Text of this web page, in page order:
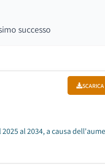
successo
al 2034, a causa